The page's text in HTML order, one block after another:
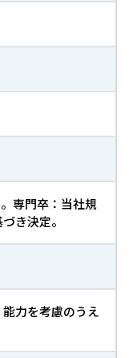
専門卒：当社規
き決定。
力を考慮のうえ